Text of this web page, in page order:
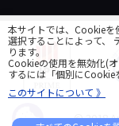
© 2018
本サイトでは、Cookieを
選択することによって、
ります。
Cookieの使用を無効化(
するには「個別にCookie
このサイトについて 》